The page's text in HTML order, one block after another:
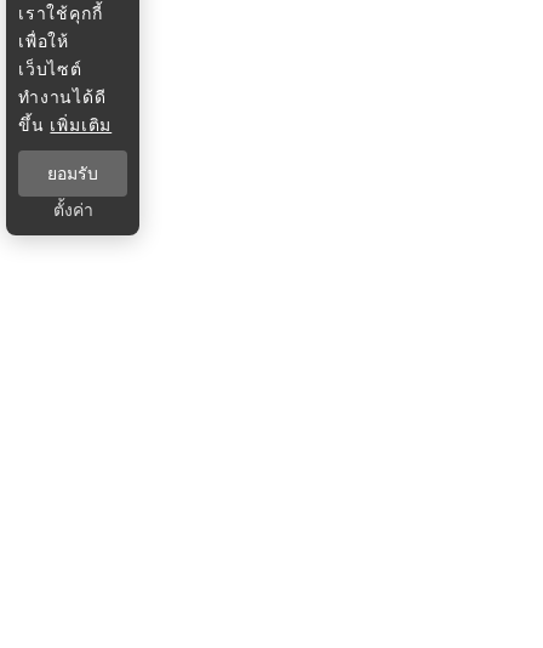
เราใช้คุกกี้
เพื่อให้
เว็บไซต์
ทำงานได้ดี
ขึ้น เพิ่มเติม
ยอมรับ
ตั้งค่า